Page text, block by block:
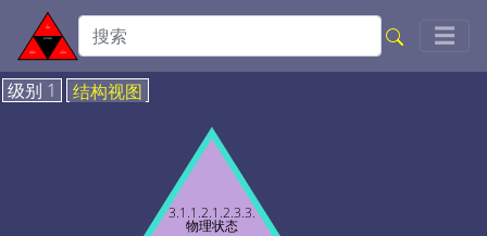
☰
级别 1 结构视图
3.1.1.2.1.2.3.3.
物理状态